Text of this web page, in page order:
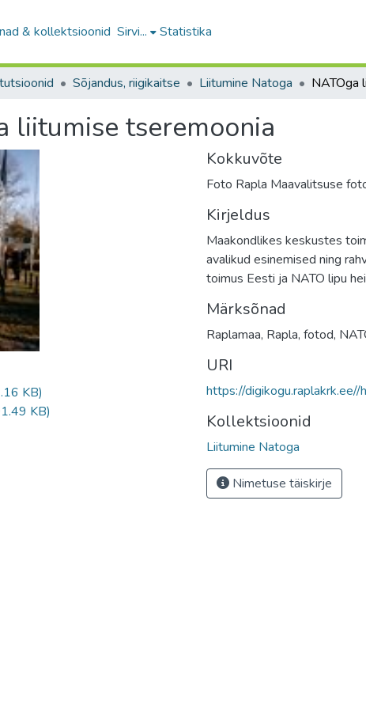
& kollektsioonid Sirvi... Statistika
Sõjandus, riigikaitse Liitumine Natoga
liitumise tseremoonia
KB)
KB)
Kokkuvõte
Foto Rapla Maavalitsuse
Kirjeldus
Maakondlikes keskustes
avalikud esinemised ning
toimus Eesti ja NATO lipu
Märksõnad
Raplamaa, Rapla, fotod,
URI
https://
Kollektsioonid
Liitumine Natoga
Nimetuse täiskirje